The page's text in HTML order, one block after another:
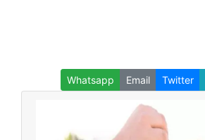
Whatsapp Email Twitter